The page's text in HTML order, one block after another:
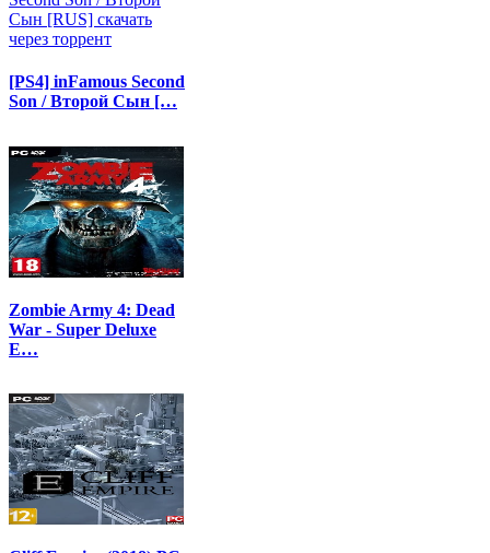
[PS4] inFamous Second
Son / Второй Сын […
Zombie Army 4: Dead
War - Super Deluxe
E…